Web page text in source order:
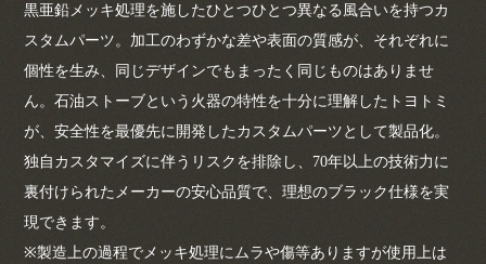
黒亜鉛メッキ処理を施したひとつひとつ異なる風合いを持つカ
スタムパーツ。加工のわずかな差や表面の質感が、それぞれに
個性を生み、同じデザインでもまったく同じものはありませ
ん。石油ストーブという火器の特性を十分に理解したトヨトミ
が、安全性を最優先に開発したカスタムパーツとして製品化。
独自カスタマイズに伴うリスクを排除し、70年以上の技術力に
裏付けられたメーカーの安心品質で、理想のブラック仕様を実
現できます。
※製造上の過程でメッキ処理にムラや傷等ありますが使用上は